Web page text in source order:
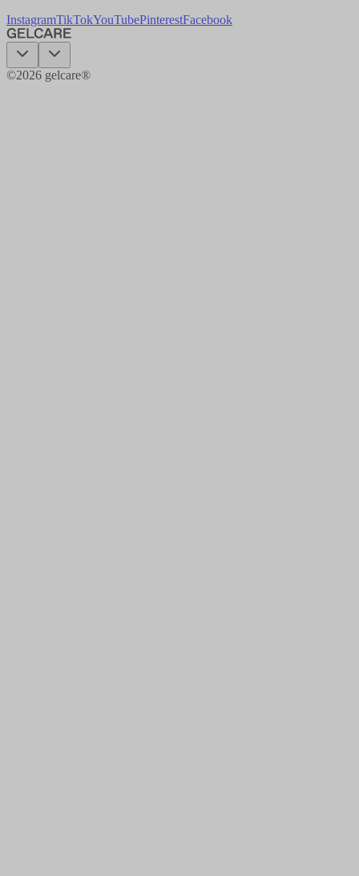
InstagramTikTokYouTubePinterestFacebook
©2026 gelcare®